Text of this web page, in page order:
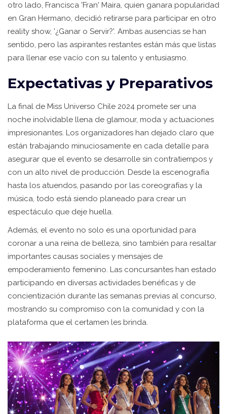
otro lado, Francisca 'Fran' Maira, quien ganara popularidad
en Gran Hermano, decidió retirarse para participar en otro
reality show, '¿Ganar o Servir?'. Ambas ausencias se han
sentido, pero las aspirantes restantes están más que listas
para llenar ese vacío con su talento y entusiasmo.
Expectativas y Preparativos
La final de Miss Universo Chile 2024 promete ser una
noche inolvidable llena de glamour, moda y actuaciones
impresionantes. Los organizadores han dejado claro que
están trabajando minuciosamente en cada detalle para
asegurar que el evento se desarrolle sin contratiempos y
con un alto nivel de producción. Desde la escenografía
hasta los atuendos, pasando por las coreografías y la
música, todo está siendo planeado para crear un
espectáculo que deje huella.
Además, el evento no solo es una oportunidad para
coronar a una reina de belleza, sino también para resaltar
importantes causas sociales y mensajes de
empoderamiento femenino. Las concursantes han estado
participando en diversas actividades benéficas y de
concientización durante las semanas previas al concurso,
mostrando su compromiso con la comunidad y con la
plataforma que el certamen les brinda.